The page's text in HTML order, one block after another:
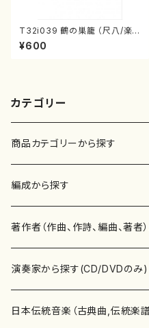
T32i039 鶴の巣籠 （尺八/楽
譜）都山no.38
¥600
カテゴリー
商品カテゴリーから探す
楽譜
書籍
書籍
テキストブック
CD・DVD
チケット
編成から探す
邦楽器
箏・琴（ソロ）
箏・琴（合奏）
合唱
混声合唱
歌・声
著作者（作曲、作詩、編曲、著者
あ行
青木省三(アオキ ショウゾウ)
か行
演奏家から探す(CD/DVDのみ)
邦楽（箏、三味線、尺八等）演奏
日本伝統音楽（古典曲,伝統楽譜